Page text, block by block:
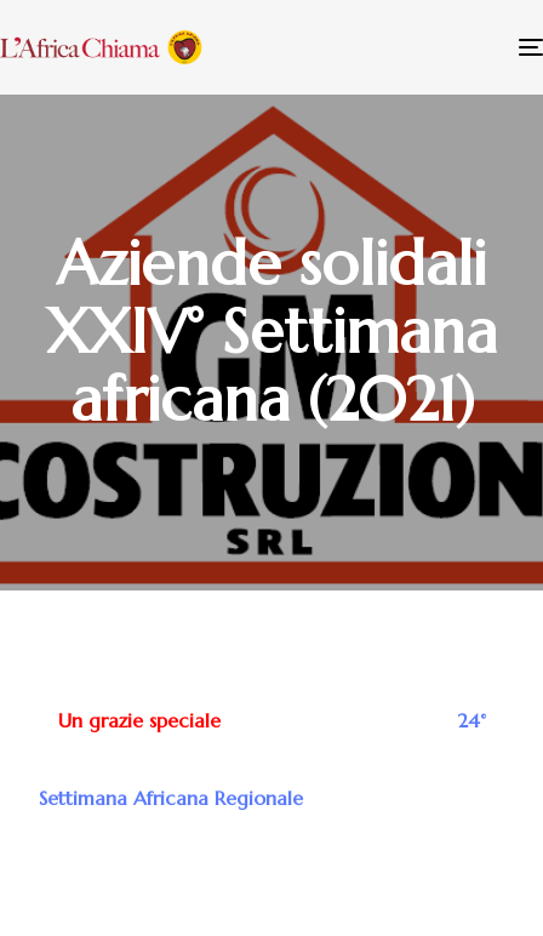
Aziende solidali
XXIV° Settimana
africana (2021)
Un grazie specialealle aziende solidali della 24°
Settimana Africana Regionale